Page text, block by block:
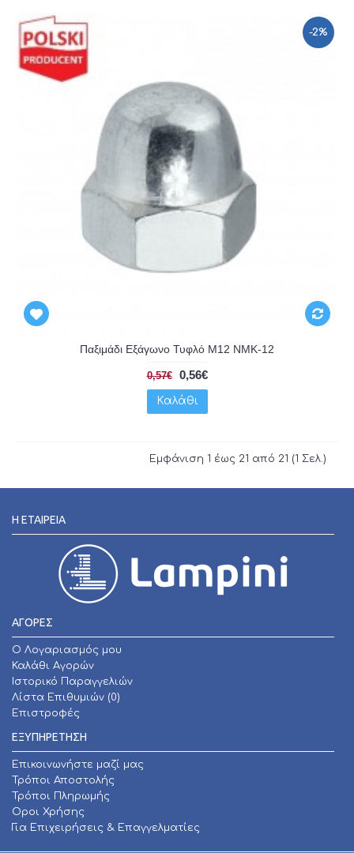
-2%
Παξιμάδι Εξάγωνο Τυφλό Μ12 NMK-12
0,57€ 0,56€
Καλάθι
Εμφάνιση 1 έως 21 από 21 (1 Σελ.)
Η ΕΤΑΙΡΕΊΑ
ΑΓΟΡΕΣ
O Λογαριασμός μου
Καλάθι Αγορών
Ιστορικό Παραγγελιών
Λίστα Επιθυμιών (0)
Επιστροφές
ΕΞΥΠΗΡΕΤΗΣΗ
Επικοινωνήστε μαζί μας
Τρόποι Αποστολής
Τρόποι Πληρωμής
Οροι Χρήσης
Για Επιχειρήσεις & Επαγγελματίες